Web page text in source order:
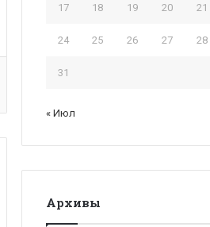
17 18 19 20 21
24 25 26 27 28
31
« Июл
Архивы